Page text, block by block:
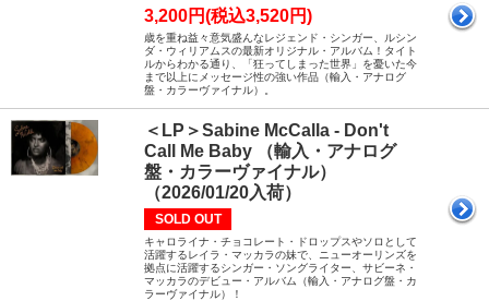
3,200円(税込3,520円)
歳を重ね益々意気盛んなレジェンド・シンガー、ルシン
ダ・ウィリアムスの最新オリジナル・アルバム！タイト
ルからわかる通り、「狂ってしまった世界」を憂いた今
まで以上にメッセージ性の強い作品（輸入・アナログ
盤・カラーヴァイナル）。
＜LP＞Sabine McCalla - Don't
Call Me Baby （輸入・アナログ
盤・カラーヴァイナル）
（2026/01/20入荷）
SOLD OUT
キャロライナ・チョコレート・ドロップスやソロとして
活躍するレイラ・マッカラの妹で、ニューオーリンズを
拠点に活躍するシンガー・ソングライター、サビーネ・
マッカラのデビュー・アルバム（輸入・アナログ盤・カ
ラーヴァイナル）！